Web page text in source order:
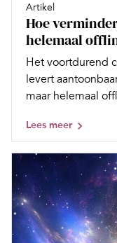
Artikel
Hoe
helemaal
Het voortdurend
levert
maar helemaal
Lees meer